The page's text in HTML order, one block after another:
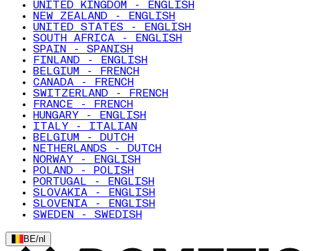
UNITED KINGDOM - ENGLISH
NEW ZEALAND - ENGLISH
UNITED STATES - ENGLISH
SOUTH AFRICA - ENGLISH
SPAIN - SPANISH
FINLAND - ENGLISH
BELGIUM - FRENCH
CANADA - FRENCH
SWITZERLAND - FRENCH
FRANCE - FRENCH
HUNGARY - ENGLISH
ITALY - ITALIAN
BELGIUM - DUTCH
NETHERLANDS - DUTCH
NORWAY - ENGLISH
POLAND - POLISH
PORTUGAL - ENGLISH
SLOVAKIA - ENGLISH
SLOVENIA - ENGLISH
SWEDEN - SWEDISH
BE/nl